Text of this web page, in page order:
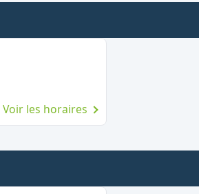
Voir les horaires